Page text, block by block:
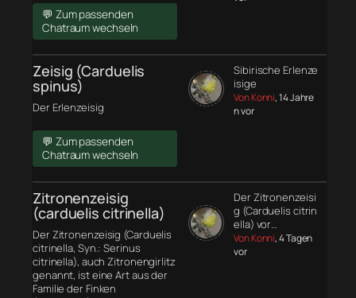
💬 Zum passenden
Chatraum wechseln
Zeisig (Carduelis
spinus)
Der Erlenzeisig
💬 Zum passenden
Chatraum wechseln
Sibirische Erlenze
isige
Von Konni, 14 Jahre
n vor
Zitronenzeisig
(carduelis citrinella)
Der Zitronenzeisig (Carduelis
citrinella, Syn.: Serinus
citrinella), auch Zitronengirlitz
genannt, ist eine Art aus der
Familie der Finken
Der Zitronenzeisi
g (Carduelis citrin
ella) vor…
Von Konni, 4 Tagen
vor